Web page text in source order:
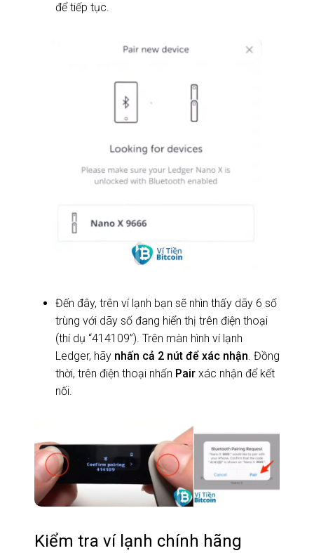
để tiếp tục.
Đến đây, trên ví lạnh bạn sẽ nhìn thấy dãy 6 số
trùng với dãy số đang hiển thị trên điện thoại
(thí dụ “414109”). Trên màn hình ví lạnh
Ledger, hãy nhấn cả 2 nút để xác nhận. Đồng
thời, trên điện thoại nhấn Pair xác nhận để kết
nối.
Kiểm tra ví lạnh chính hãng